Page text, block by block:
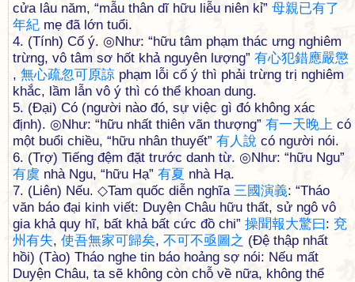
cửa lâu năm, “mẫu thân dĩ hữu liễu niên kỉ” 母親已有了
年紀 mẹ đã lớn tuổi.
4. (Tính) Cố ý. ◎Như: “hữu tâm phạm thác ưng nghiêm
trừng, vô tâm sơ hốt khả nguyên lượng” 有心犯錯應嚴懲
, 無心疏忽可原諒 phạm lỗi cố ý thì phải trừng trị nghiêm
khắc, lầm lẫn vô ý thì có thể khoan dung.
5. (Đại) Có (người nào đó, sự việc gì đó không xác
định). ◎Như: “hữu nhất thiên vãn thượng” 有一天晚上 có
một buổi chiều, “hữu nhân thuyết” 有人說 có người nói.
6. (Trợ) Tiếng đệm đặt trước danh từ. ◎Như: “hữu Ngu”
有虞 nhà Ngu, “hữu Hạ” 有夏 nhà Hạ.
7. (Liên) Nếu. ◇Tam quốc diễn nghĩa 三國演義: “Tháo
văn báo đại kinh viết: Duyện Châu hữu thất, sử ngô vô
gia khả quy hĩ, bất khả bất cức đồ chi” 操聞報大驚曰: 兗
州 有失, 使吾無家可歸矣, 不可不亟圖 之 (Đệ thập nhất
hồi) (Tào) Tháo nghe tin báo hoảng sợ nói: Nếu mất
Duyện Châu, ta sẽ không còn chỗ về nữa, không thể